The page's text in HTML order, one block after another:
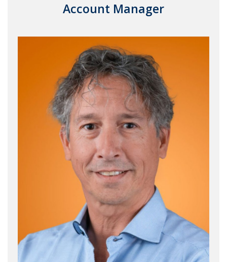
Account Manager